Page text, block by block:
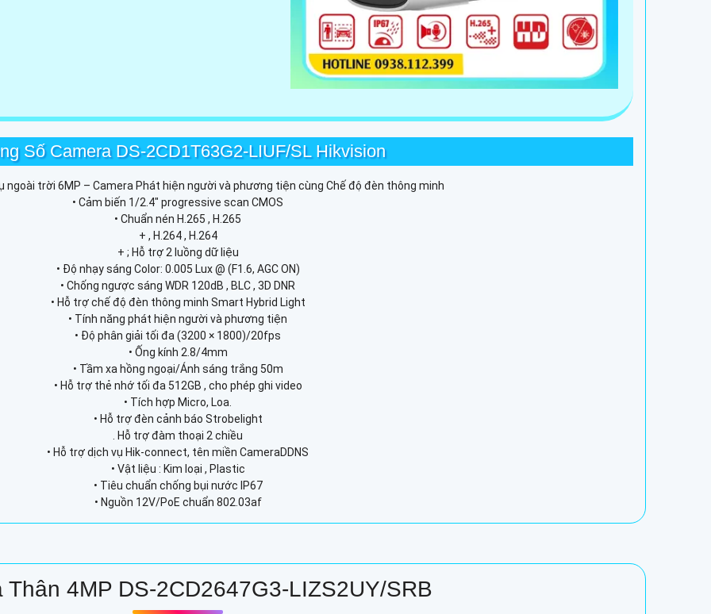
Số Camera DS-2CD1T63G2-LIUF/SL Hikvision
ngoài trời 6MP – Camera Phát hiện người và phương tiện cùng Chế độ đèn thông minh
• Cảm biến 1/2.4" progressive scan CMOS
• Chuẩn nén H.265 , H.265
+ , H.264 , H.264
+ ; Hỗ trợ 2 luồng dữ liệu
• Độ nhạy sáng Color: 0.005 Lux @ (F1.6, AGC ON)
• Chống ngược sáng WDR 120dB , BLC , 3D DNR
• Hỗ trợ chế độ đèn thông minh Smart Hybrid Light
• Tính năng phát hiện người và phương tiện
• Độ phân giải tối đa (3200 × 1800)/20fps
• Ống kính 2.8/4mm
• Tầm xa hồng ngoại/Ánh sáng trắng 50m
• Hỗ trợ thẻ nhớ tối đa 512GB , cho phép ghi video
• Tích hợp Micro, Loa.
• Hỗ trợ đèn cảnh báo Strobelight
. Hỗ trợ đàm thoại 2 chiều
• Hỗ trợ dịch vụ Hik-connect, tên miền CameraDDNS
• Vật liệu : Kim loại , Plastic
• Tiêu chuẩn chống bụi nước IP67
• Nguồn 12V/PoE chuẩn 802.03af
Thân 4MP DS-2CD2647G3-LIZS2UY/SRB